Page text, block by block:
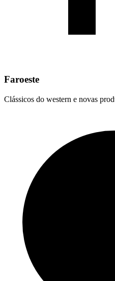
Faroeste
Clássicos do western e novas